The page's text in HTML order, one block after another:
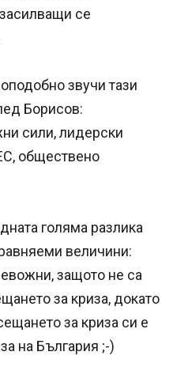
се
звучи тази
Борисов:
сили, лидерски
обществено
голяма разлика
величини:
защото не са
за криза, докато
за криза си е
на България ;-)